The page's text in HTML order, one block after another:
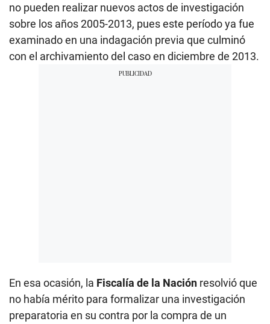
no pueden realizar nuevos actos de investigación
sobre los años 2005-2013, pues este período ya fue
examinado en una indagación previa que culminó
con el archivamiento del caso en diciembre de 2013.
En esa ocasión, la Fiscalía de la Nación resolvió que
no había mérito para formalizar una investigación
preparatoria en su contra por la compra de un